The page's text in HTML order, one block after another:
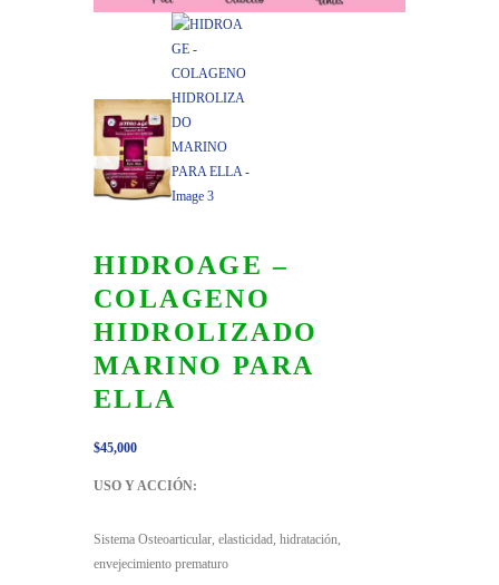
HIDROAGE –
COLAGENO
HIDROLIZADO
MARINO PARA
ELLA
$45,000
USO Y ACCIÓN:
Sistema Osteoarticular, elasticidad, hidratación,
envejecimiento prematuro